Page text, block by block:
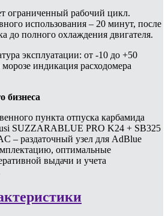
ограниченный рабочий цикл.
использования – 20 минут, после
до полного охлаждения двигателя.
эксплуатации: от -10 до +50
индикация расходомера
бизнеса
пункта отпуска карбамида
SUZZARABLUE PRO K24 + SB325
– раздаточный узел для AdBlue
оптимальные
выдачи и учета